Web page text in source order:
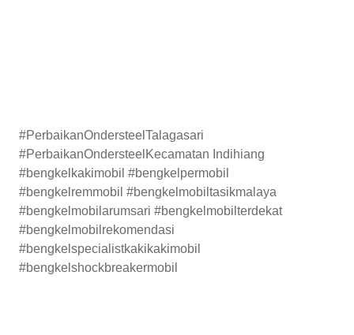
#PerbaikanOndersteelTalagasari
#PerbaikanOndersteelKecamatan Indihiang
#bengkelkakimobil #bengkelpermobil
#bengkelremmobil #bengkelmobiltasikmalaya
#bengkelmobilarumsari #bengkelmobilterdekat
#bengkelmobilrekomendasi
#bengkelspecialistkakikakimobil
#bengkelshockbreakermobil